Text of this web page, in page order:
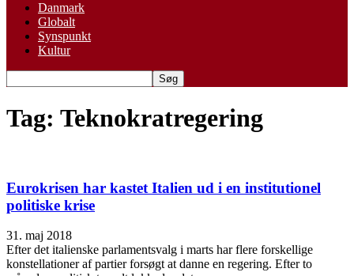
Danmark
Globalt
Synspunkt
Kultur
Tag: Teknokratregering
Eurokrisen har kastet Italien ud i en institutionel
politiske krise
31. maj 2018
Efter det italienske parlamentsvalg i marts har flere forskellige
konstellationer af partier forsøgt at danne en regering. Efter to